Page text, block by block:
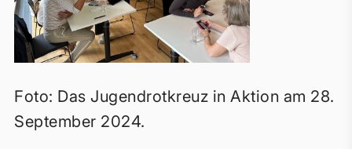
Foto: Das Jugendrotkreuz in Aktion am 28.
September 2024.